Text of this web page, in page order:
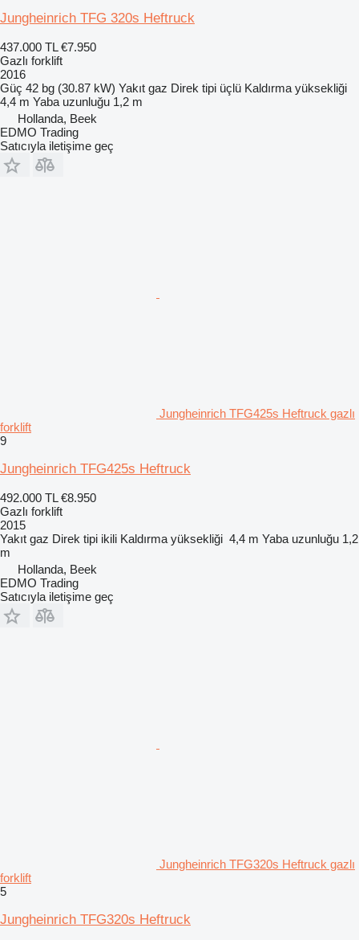
Jungheinrich TFG 320s Heftruck
437.000 TL €7.950
Gazlı forklift
2016
Güç 42 bg (30.87 kW) Yakıt gaz Direk tipi üçlü Kaldırma yüksekliği
4,4 m Yaba uzunluğu 1,2 m
Hollanda, Beek
EDMO Trading
Satıcıyla iletişime geç
Jungheinrich TFG425s Heftruck gazlı
forklift
9
Jungheinrich TFG425s Heftruck
492.000 TL €8.950
Gazlı forklift
2015
Yakıt gaz Direk tipi ikili Kaldırma yüksekliği 4,4 m Yaba uzunluğu 1,2
m
Hollanda, Beek
EDMO Trading
Satıcıyla iletişime geç
Jungheinrich TFG320s Heftruck gazlı
forklift
5
Jungheinrich TFG320s Heftruck